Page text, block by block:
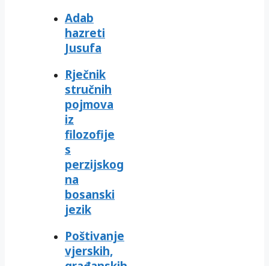
Adab
hazreti
Jusufa
Rječnik
stručnih
pojmova
iz
filozofije
s
perzijskog
na
bosanski
jezik
Poštivanje
vjerskih,